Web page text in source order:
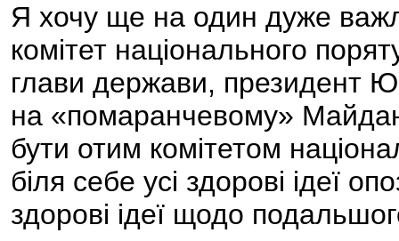
Я хочу ще на один дуже
комітет національного
глави держави, президент
на «помаранчевому»
бути отим комітетом
біля себе усі здорові ідеї
здорові ідеї щодо